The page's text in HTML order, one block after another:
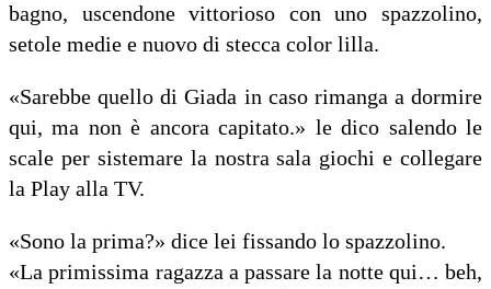
bagno, uscendone vittorioso con uno spazzolino,
setole medie e nuovo di stecca color lilla.
«Sarebbe quello di Giada in caso rimanga a dormire
qui, ma non è ancora capitato.» le dico salendo le
scale per sistemare la nostra sala giochi e collegare
la Play alla TV.
«Sono la prima?» dice lei fissando lo spazzolino.
«La primissima ragazza a passare la notte qui… beh,